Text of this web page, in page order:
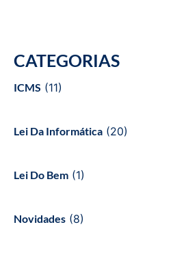
CATEGORIAS
ICMS (11)
Lei Da Informática (20)
Lei Do Bem (1)
Novidades (8)